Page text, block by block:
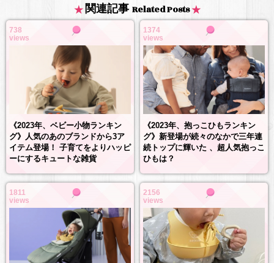
関連記事 Related Posts
738
views
《2023年、ベビー小物ランキン
グ》人気のあのブランドから3ア
イテム登場！ 子育てをよりハッピ
ーにするキュートな雑貨
1374
views
《2023年、抱っこひもランキン
グ》新登場が続々のなかで三年連
続トップに輝いた 、超人気抱っこ
ひもは？
1811
views
2156
views